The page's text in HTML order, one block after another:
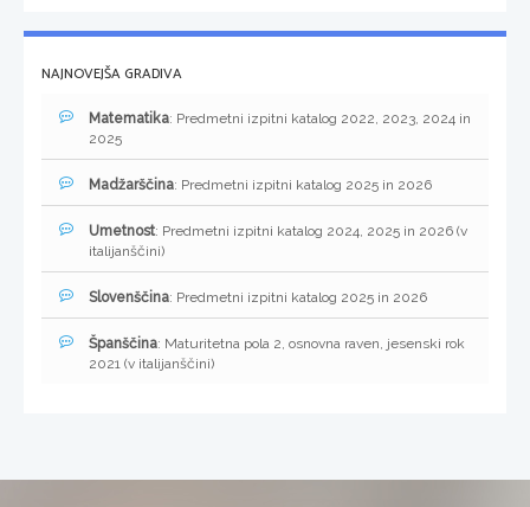
NAJNOVEJŠA GRADIVA
Matematika: Predmetni izpitni katalog 2022, 2023, 2024 in
2025
Madžarščina: Predmetni izpitni katalog 2025 in 2026
Umetnost: Predmetni izpitni katalog 2024, 2025 in 2026 (v
italijanščini)
Slovenščina: Predmetni izpitni katalog 2025 in 2026
Španščina: Maturitetna pola 2, osnovna raven, jesenski rok
2021 (v italijanščini)